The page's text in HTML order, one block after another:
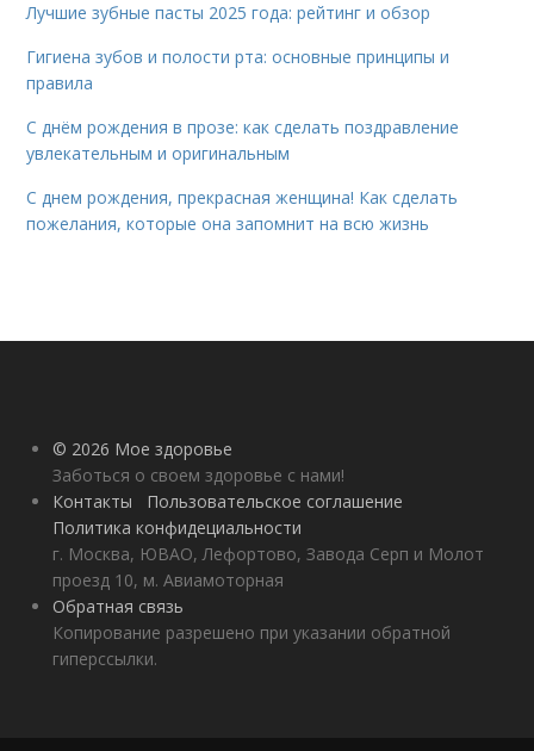
Лучшие зубные пасты 2025 года: рейтинг и обзор
Гигиена зубов и полости рта: основные принципы и
правила
С днём рождения в прозе: как сделать поздравление
увлекательным и оригинальным
С днем рождения, прекрасная женщина! Как сделать
пожелания, которые она запомнит на всю жизнь
© 2026 Мое здоровье
Заботься о своем здоровье с нами!
Контакты
Пользовательское соглашение
Политика конфидециальности
г. Москва, ЮВАО, Лефортово, Завода Серп и Молот
проезд 10, м. Авиамоторная
Обратная связь
Копирование разрешено при указании обратной
гиперссылки.